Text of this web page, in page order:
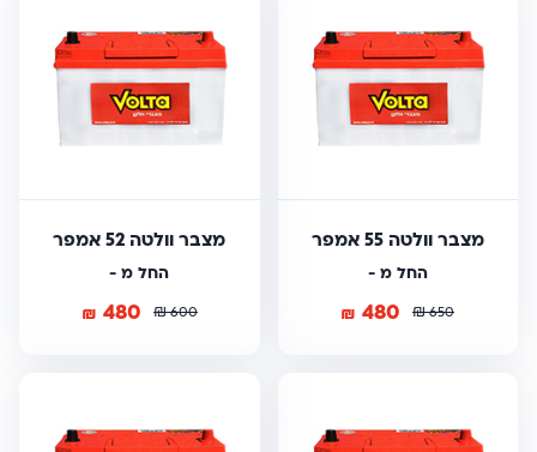
מצבר וולטה 55 אמפר
החל מ -
650
₪
480
₪
מצבר וולטה 52 אמפר
החל מ -
600
₪
480
₪